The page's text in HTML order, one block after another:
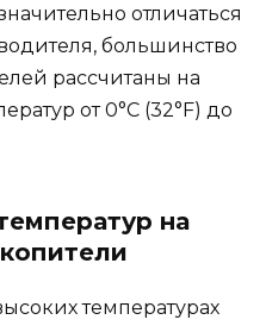
отличаться
большинство
рассчитаны на
от 0°C (32°F) до
на
температурах